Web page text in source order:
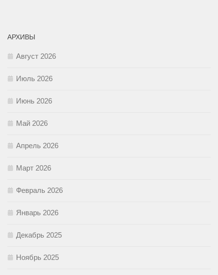
АРХИВЫ
Август 2026
Июль 2026
Июнь 2026
Май 2026
Апрель 2026
Март 2026
Февраль 2026
Январь 2026
Декабрь 2025
Ноябрь 2025